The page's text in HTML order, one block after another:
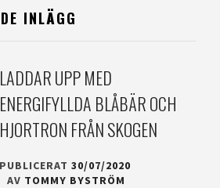
INLÄGG
LADDAR UPP MED
ENERGIFYLLDA BLÅBÄR OCH
HJORTRON FRÅN SKOGEN
PUBLICERAT30/07/2020
AV TOMMY BYSTRÖM